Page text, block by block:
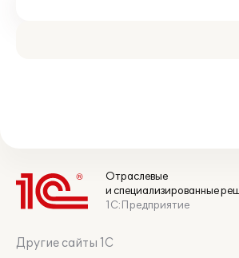
Отраслевые
и специализированные
1С:Предприятие
Другие сайты 1С